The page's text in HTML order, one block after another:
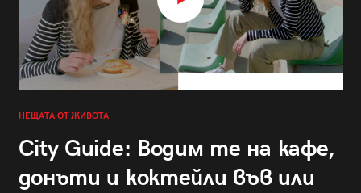
НЕЩАТА ОТ ЖИВОТА
City Guide: Водим те на кафе,
донъти и коктейли във или